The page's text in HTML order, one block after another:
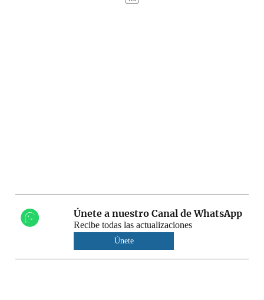
Únete a nuestro Canal de WhatsApp
Recibe todas las actualizaciones
Únete